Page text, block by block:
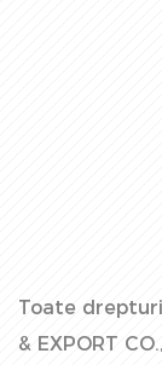
Toate
& EXPORT